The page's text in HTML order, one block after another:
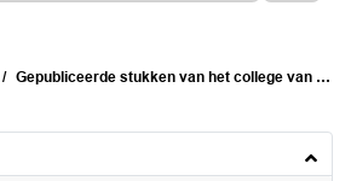
Gepubliceerde stukken van het college van B&W